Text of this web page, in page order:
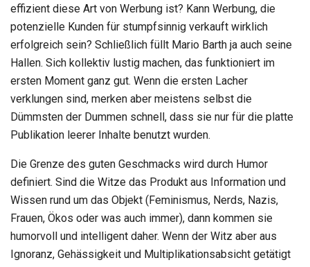
effizient diese Art von Werbung ist? Kann Werbung, die
potenzielle Kunden für stumpfsinnig verkauft wirklich
erfolgreich sein? Schließlich füllt Mario Barth ja auch seine
Hallen. Sich kollektiv lustig machen, das funktioniert im
ersten Moment ganz gut. Wenn die ersten Lacher
verklungen sind, merken aber meistens selbst die
Dümmsten der Dummen schnell, dass sie nur für die platte
Publikation leerer Inhalte benutzt wurden.
Die Grenze des guten Geschmacks wird durch Humor
definiert. Sind die Witze das Produkt aus Information und
Wissen rund um das Objekt (Feminismus, Nerds, Nazis,
Frauen, Ökos oder was auch immer), dann kommen sie
humorvoll und intelligent daher. Wenn der Witz aber aus
Ignoranz, Gehässigkeit und Multiplikationsabsicht getätigt